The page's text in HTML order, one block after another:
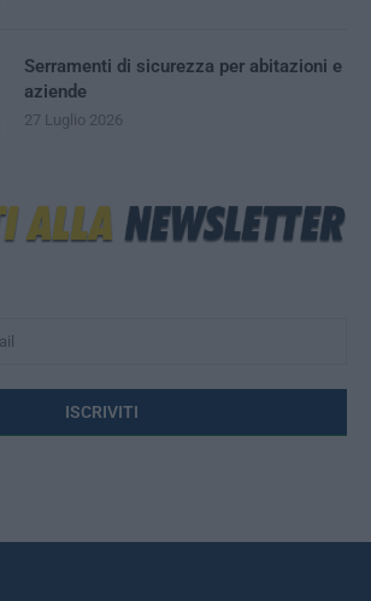
Serramenti di sicurezza per abitazioni e
aziende
27 Luglio 2026